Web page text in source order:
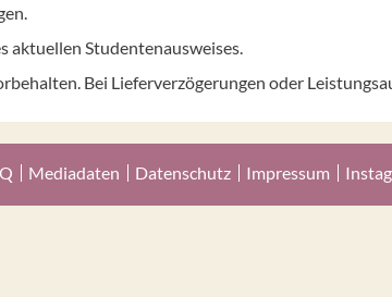
aktuellen Studentenausweises.
Bei Lieferverzögerungen oder
Mediadaten Datenschutz Impressum